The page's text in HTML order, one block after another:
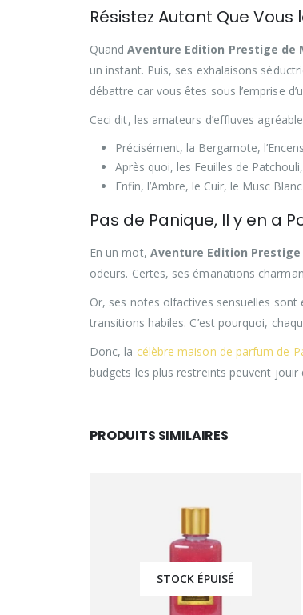
Résistez Autant Que Vous
QuandAventure Edition Prestige de
un instant. Puis, ses exhalaisons
débattre car vous êtes sous l’emprise
Ceci dit, les amateurs d’effluves
Précisément, la Bergamote,
Après quoi, les Feuilles de
Enfin, l’Ambre, le Cuir, le Musc
Pas de Panique, Il y en a
En un mot, Aventure Edition Prestige
odeurs. Certes, ses émanations
Or, ses notes olfactives sensuelles
transitions habiles. C’est pourquoi,
Donc, la célèbre maison de parfum de
budgets les plus restreints peuvent
PRODUITS SIMILAIRES
STOCK ÉPUISÉ